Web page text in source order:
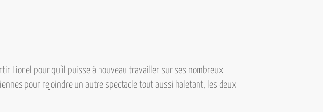
Lionel pour qu’il puisse à nouveau travailler sur ses nombreux
pour rejoindre un autre spectacle tout aussi haletant, les deux